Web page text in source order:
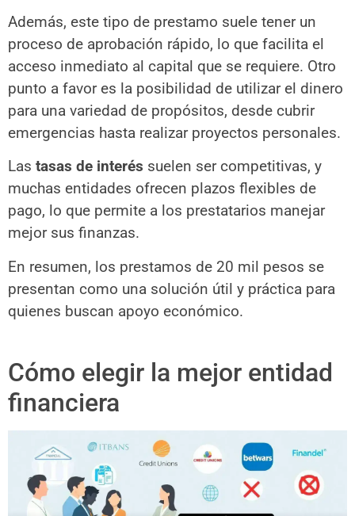
Además, este tipo de prestamo suele tener un
proceso de aprobación rápido, lo que facilita el
acceso inmediato al capital que se requiere. Otro
punto a favor es la posibilidad de utilizar el dinero
para una variedad de propósitos, desde cubrir
emergencias hasta realizar proyectos personales.
Las tasas de interés suelen ser competitivas, y
muchas entidades ofrecen plazos flexibles de
pago, lo que permite a los prestatarios manejar
mejor sus finanzas.
En resumen, los prestamos de 20 mil pesos se
presentan como una solución útil y práctica para
quienes buscan apoyo económico.
Cómo elegir la mejor entidad
financiera